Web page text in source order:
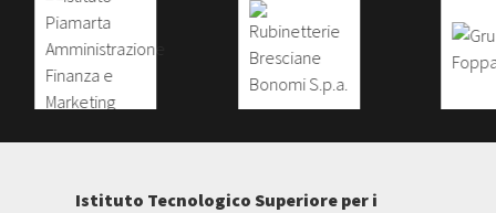
Istituto Tecnologico Superiore per i